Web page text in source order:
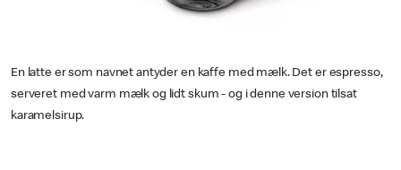
En latte er som navnet antyder en kaffe med mælk. Det er espresso,
serveret med varm mælk og lidt skum - og i denne version tilsat
karamelsirup.